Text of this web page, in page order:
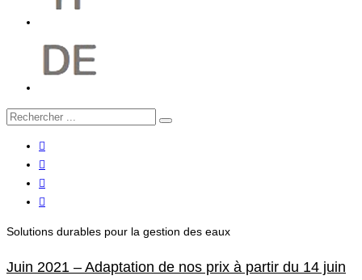
Solutions durables pour la gestion des eaux
Juin 2021 – Adaptation de nos prix à partir du 14 juin